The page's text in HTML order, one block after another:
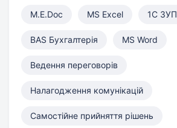
M.E.Doc MS Excel 1С ЗУП
BAS Бухгалтерія MS Word
Ведення переговорів
Налагодження комунікацій
Самостійне прийняття рішень